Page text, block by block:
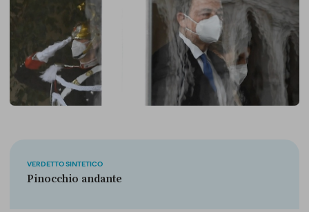
VERDETTO SINTETICO
Pinocchio andante